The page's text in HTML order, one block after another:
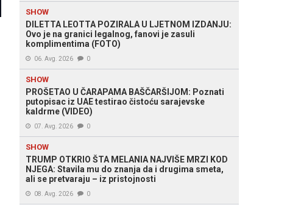
SHOW
DILETTA LEOTTA POZIRALA U LJETNOM IZDANJU:
Ovo je na granici legalnog, fanovi je zasuli
komplimentima (FOTO)
06. Avg. 2026 0
SHOW
PROŠETAO U ČARAPAMA BAŠČARŠIJOM: Poznati
putopisac iz UAE testirao čistoću sarajevske
kaldrme (VIDEO)
07. Avg. 2026 0
SHOW
TRUMP OTKRIO ŠTA MELANIA NAJVIŠE MRZI KOD
NJEGA: Stavila mu do znanja da i drugima smeta,
ali se pretvaraju – iz pristojnosti
08. Avg. 2026 0